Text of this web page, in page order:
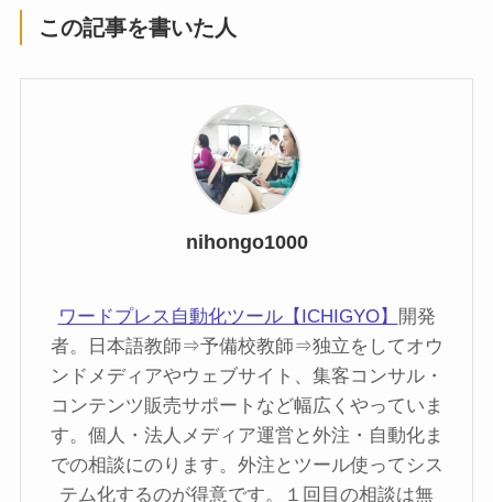
この記事を書いた人
nihongo1000
ワードプレス自動化ツール【ICHIGYO】
開発
者。日本語教師⇒予備校教師⇒独立をしてオウ
ンドメディアやウェブサイト、集客コンサル・
コンテンツ販売サポートなど幅広くやっていま
す。個人・法人メディア運営と外注・自動化ま
での相談にのります。外注とツール使ってシス
テム化するのが得意です。１回目の相談は無